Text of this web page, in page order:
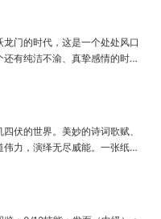
门的时代，这是一个处处风口
有纯洁不渝、真挚感情的时
时代，却被劝着放弃高考进厂
是辜负了那么多年体育老师的
伏的世界。美妙的诗词歌赋、
力，演绎无尽威能。一张纸可
里海域化为永夜。林苏进入这
与诸子百家圣人争道。精智
计，弹指间可换一国之君。不